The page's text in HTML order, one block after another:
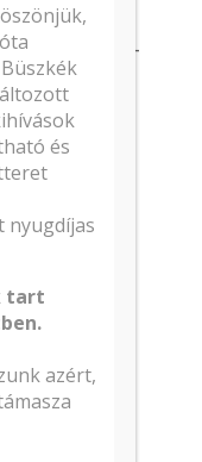
5-én 12-
|Hírek
hogy a
án) 18
nem lesz
és
nyugdíjas
tart
azért,